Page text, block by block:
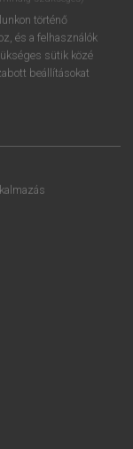
történő
és a felhasználók
sütik közé
beállításokat